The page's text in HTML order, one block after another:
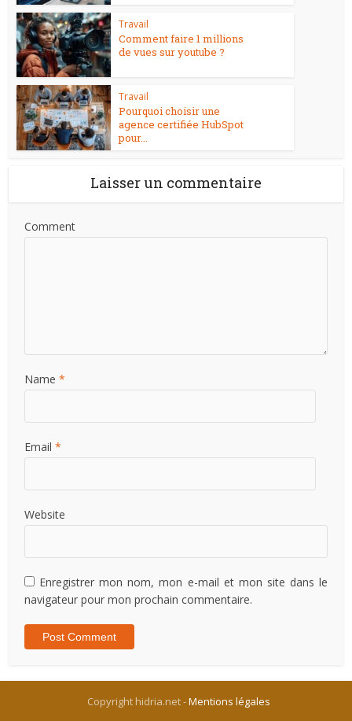
Travail
Comment faire 1 millions
de vues sur youtube ?
Travail
Pourquoi choisir une
agence certifiée HubSpot
pour...
Laisser un commentaire
Comment
Name *
Email *
Website
Enregistrer mon nom, mon e-mail et mon site dans le
navigateur pour mon prochain commentaire.
Copyright hidria.net -Mentions légales